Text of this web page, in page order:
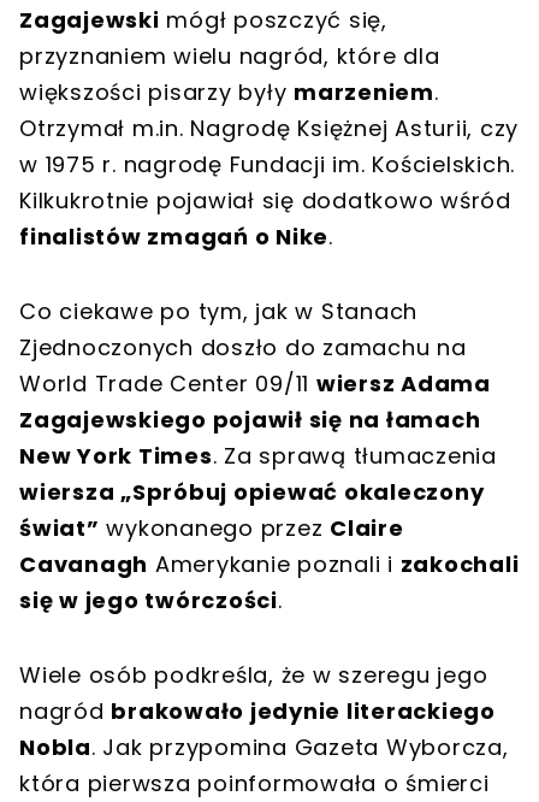
Zagajewski mógł poszczyć się,
przyznaniem wielu nagród, które dla
większości pisarzy były marzeniem.
Otrzymał m.in. Nagrodę Księżnej Asturii, czy
w 1975 r. nagrodę Fundacji im. Kościelskich.
Kilkukrotnie pojawiał się dodatkowo wśród
finalistów zmagań o Nike.
Co ciekawe po tym, jak w Stanach
Zjednoczonych doszło do zamachu na
World Trade Center 09/11 wiersz Adama
Zagajewskiego pojawił się na łamach
New York Times. Za sprawą tłumaczenia
wiersza „Spróbuj opiewać okaleczony
świat” wykonanego przez Claire
Cavanagh Amerykanie poznali i zakochali
się w jego twórczości.
Wiele osób podkreśla, że w szeregu jego
nagród brakowało jedynie literackiego
Nobla. Jak przypomina Gazeta Wyborcza,
która pierwsza poinformowała o śmierci